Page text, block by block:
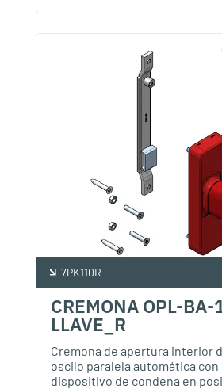
7PK110R
CREMONA OPL-BA-
LLAVE_R
Cremona de apertura interior
oscilo paralela automática con
dispositivo de condena en